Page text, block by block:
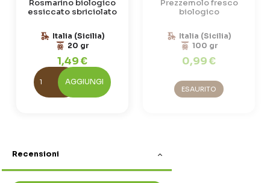
Rosmarino biologico
essiccato sbriciolato
Italia (Sicilia)
20 gr
1,49 €
AGGIUNGI
Prezzemolo fresco
biologico
Italia (Sicilia)
100 gr
0,99 €
ESAURITO
Recensioni